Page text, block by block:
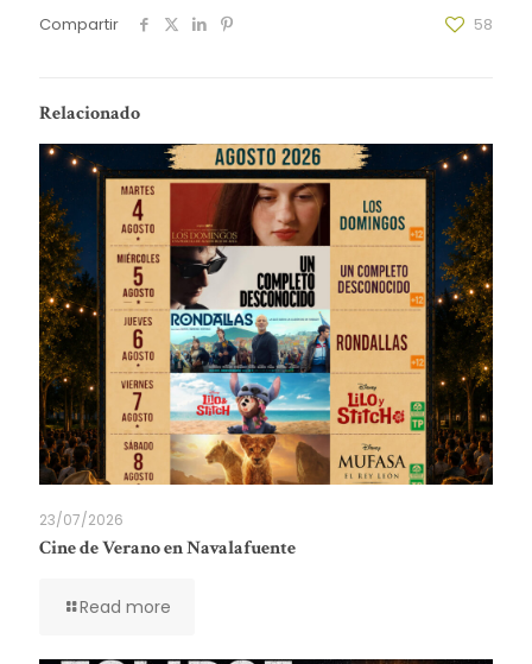
Compartir 58
Relacionado
23/07/2026
Cine de Verano en Navalafuente
Read more